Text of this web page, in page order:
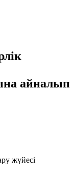
айналып
жүйесі